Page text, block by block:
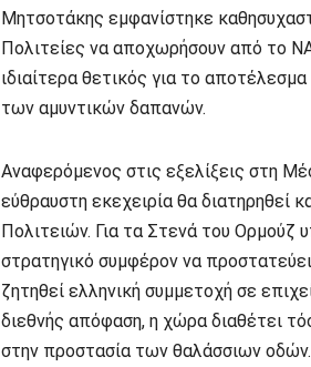
Μητσοτάκης εμφανίστηκε
Πολιτείες να αποχωρήσουν από το
ιδιαίτερα θετικός για το
των αμυντικών δαπανών.
Αναφερόμενος στις εξελίξεις στη
εύθραυστη εκεχειρία θα διατηρηθεί
Πολιτειών. Για τα Στενά του Ορμούζ
στρατηγικό συμφέρον να
ζητηθεί ελληνική συμμετοχή σε
διεθνής απόφαση, η χώρα διαθέτει
στην προστασία των θαλάσσιων οδών.